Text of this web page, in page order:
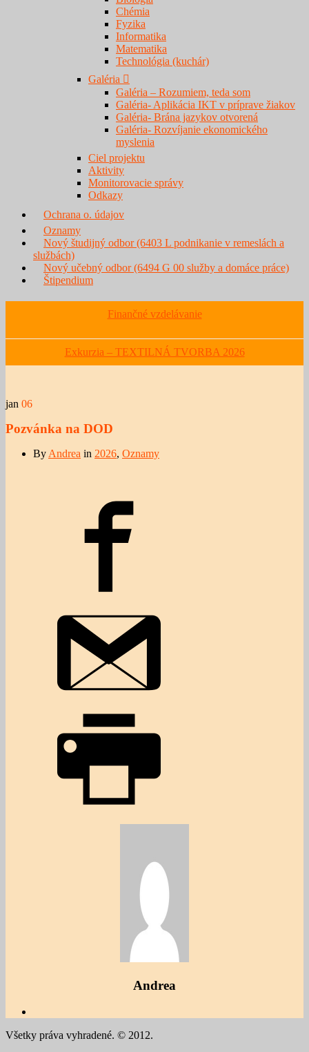
Chémia
Fyzika
Informatika
Matematika
Technológia (kuchár)
Galéria
Galéria – Rozumiem, teda som
Galéria- Aplikácia IKT v príprave žiakov
Galéria- Brána jazykov otvorená
Galéria- Rozvíjanie ekonomického
myslenia
Ciel projektu
Aktivity
Monitorovacie správy
Odkazy
Ochrana o. údajov
Oznamy
Nový študijný odbor (6403 L podnikanie v remeslách a
službách)
Nový učebný odbor (6494 G 00 služby a domáce práce)
Štipendium
Finančné vzdelávanie
Exkurzia – TEXTILNÁ TVORBA 2026
jan 06
Pozvánka na DOD
By Andrea in 2026, Oznamy
Andrea
Všetky práva vyhradené. © 2012.